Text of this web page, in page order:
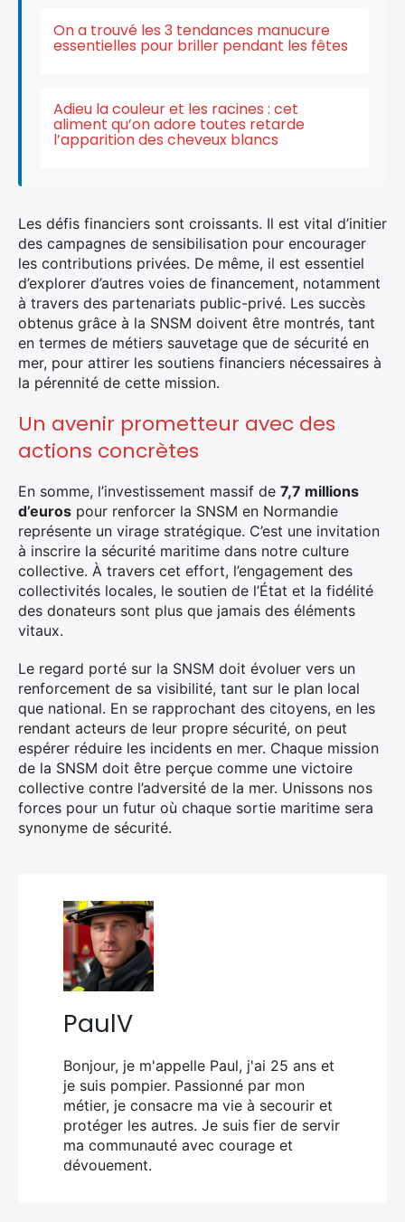
On a trouvé les 3 tendances manucure
essentielles pour briller pendant les fêtes
Adieu la couleur et les racines : cet
aliment qu’on adore toutes retarde
l’apparition des cheveux blancs
Les défis financiers sont croissants. Il est vital d’initier
des campagnes de sensibilisation pour encourager
les contributions privées. De même, il est essentiel
d’explorer d’autres voies de financement, notamment
à travers des partenariats public-privé. Les succès
obtenus grâce à la SNSM doivent être montrés, tant
en termes de métiers sauvetage que de sécurité en
mer, pour attirer les soutiens financiers nécessaires à
la pérennité de cette mission.
Un avenir prometteur avec des
actions concrètes
En somme, l’investissement massif de 7,7 millions
d’euros pour renforcer la SNSM en Normandie
représente un virage stratégique. C’est une invitation
à inscrire la sécurité maritime dans notre culture
collective. À travers cet effort, l’engagement des
collectivités locales, le soutien de l’État et la fidélité
des donateurs sont plus que jamais des éléments
vitaux.
Le regard porté sur la SNSM doit évoluer vers un
renforcement de sa visibilité, tant sur le plan local
que national. En se rapprochant des citoyens, en les
rendant acteurs de leur propre sécurité, on peut
espérer réduire les incidents en mer. Chaque mission
de la SNSM doit être perçue comme une victoire
collective contre l’adversité de la mer. Unissons nos
forces pour un futur où chaque sortie maritime sera
synonyme de sécurité.
PaulV
Bonjour, je m'appelle Paul, j'ai 25 ans et
je suis pompier. Passionné par mon
métier, je consacre ma vie à secourir et
protéger les autres. Je suis fier de servir
ma communauté avec courage et
dévouement.